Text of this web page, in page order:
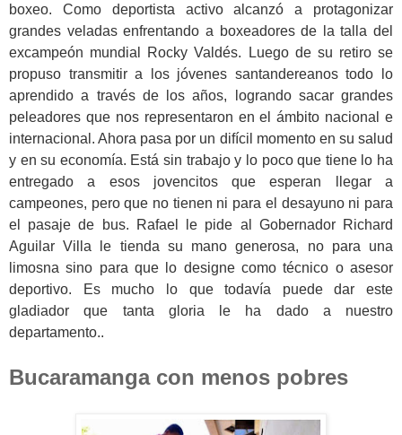
boxeo. Como deportista activo alcanzó a protagonizar
grandes veladas enfrentando a boxeadores de la talla del
excampeón mundial Rocky Valdés. Luego de su retiro se
propuso transmitir a los jóvenes santandereanos todo lo
aprendido a través de los años, logrando sacar grandes
peleadores que nos representaron en el ámbito nacional e
internacional. Ahora pasa por un difícil momento en su salud
y en su economía. Está sin trabajo y lo poco que tiene lo ha
entregado a esos jovencitos que esperan llegar a
campeones, pero que no tienen ni para el desayuno ni para
el pasaje de bus. Rafael le pide al Gobernador Richard
Aguilar Villa le tienda su mano generosa, no para una
limosna sino para que lo designe como técnico o asesor
deportivo. Es mucho lo que todavía puede dar este
gladiador que tanta gloria le ha dado a nuestro
departamento..
Bucaramanga con menos pobres